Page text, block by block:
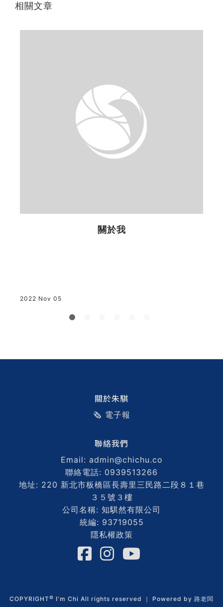
相關文章
關於我
2022 Nov 05
關於朱騏
🗞️ 電子報
聯絡我們
Email: admin@chichu.co
聯絡電話: 0939513266
地址: 220 新北市板橋區長壽里三民路二段８１巷
３５號３樓
公司名稱: 知騏然有限公司
統編: 93719055
隱私權政策
COPYRIGHT© I'm Chi All rights reserved ｜ Powered by 路老闆